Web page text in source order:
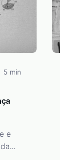
5 min
e